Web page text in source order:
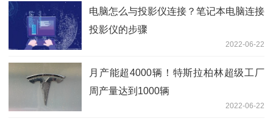
电脑怎么与投影仪连接？笔记本电脑连接
投影仪的步骤
2022-06-22
月产能超4000辆！特斯拉柏林超级工厂
周产量达到1000辆
2022-06-22